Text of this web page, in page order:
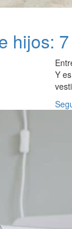
hijos:
Y